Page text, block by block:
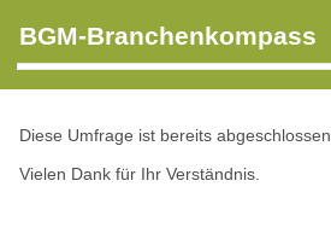
BGM-Branchenkompass
Diese Umfrage ist bereits abgeschlossen.
Vielen Dank für Ihr Verständnis.